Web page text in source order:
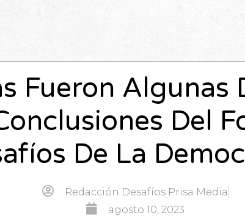
Fueron Algunas
Del
De La
Redacción Desafíos Prisa Media
agosto 10, 2023